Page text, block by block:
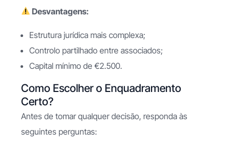
Desvantagens:
Estrutura jurídica mais complexa;
Controlo partilhado entre associados;
Capital mínimo de €2.500.
Como Escolher o Enquadramento
Certo?
Antes de tomar qualquer decisão, responda às
seguintes perguntas: